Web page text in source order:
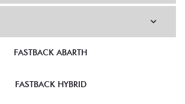
FASTBACK ABARTH
FASTBACK HYBRID